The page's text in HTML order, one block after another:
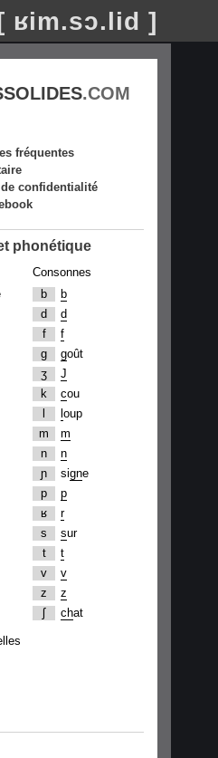
ʁim.sɔ.lid ]
.COM
fréquentes
confidentialité
phonétique
Consonnes
b
b
d
d
f
f
g
goût
ʒ
J
k
cou
oup
m
m
n
n
ɲ
signe
p
p
ʁ
r
s
sur
t
t
v
v
z
z
ʃ
chat